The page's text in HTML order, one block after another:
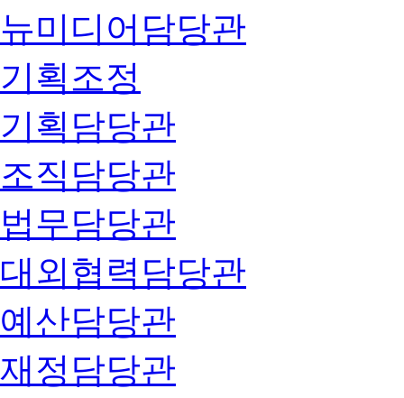
뉴미디어담당관
기획조정
기획담당관
조직담당관
법무담당관
대외협력담당관
예산담당관
재정담당관